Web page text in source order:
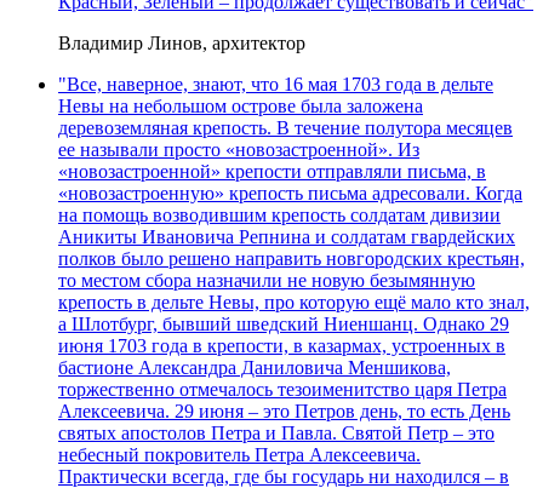
Владимир Линов, архитектор
"Все, наверное, знают, что 16 мая 1703 года в дельте
Невы на небольшом острове была заложена
деревоземляная крепость. В течение полутора месяцев
ее называли просто «новозастроенной». Из
«новозастроенной» крепости отправляли письма, в
«новозастроенную» крепость письма адресовали. Когда
на помощь возводившим крепость солдатам дивизии
Аникиты Ивановича Репнина и солдатам гвардейских
полков было решено направить новгородских крестьян,
то местом сбора назначили не новую безымянную
крепость в дельте Невы, про которую ещё мало кто знал,
а Шлотбург, бывший шведский Ниеншанц. Однако 29
июня 1703 года в крепости, в казармах, устроенных в
бастионе Александра Даниловича Меншикова,
торжественно отмечалось тезоименитство царя Петра
Алексеевича. 29 июня – это Петров день, то есть День
святых апостолов Петра и Павла. Святой Петр – это
небесный покровитель Петра Алексеевича.
Практически всегда, где бы государь ни находился – в